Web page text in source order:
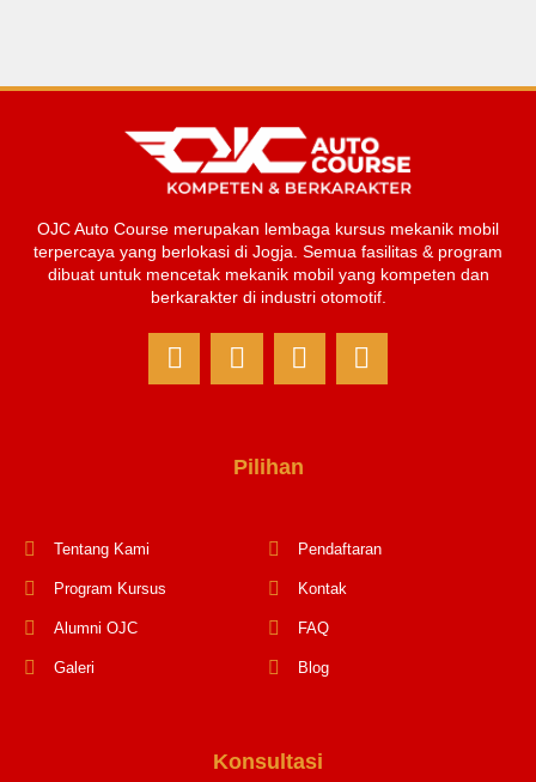
OJC Auto Course merupakan lembaga kursus mekanik mobil
terpercaya yang berlokasi di Jogja. Semua fasilitas & program
dibuat untuk mencetak mekanik mobil yang kompeten dan
berkarakter di industri otomotif.
Pilihan
Tentang Kami
Program Kursus
Alumni OJC
Galeri
Pendaftaran
Kontak
FAQ
Blog
Konsultasi